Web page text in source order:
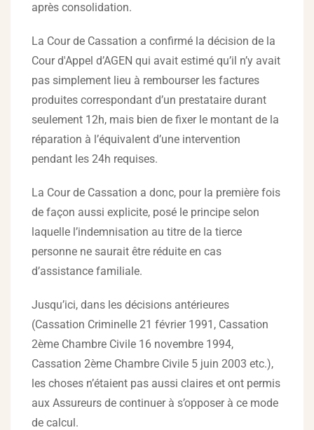
après consolidation.
La Cour de Cassation a confirmé la décision de la
Cour d'Appel d’AGEN qui avait estimé qu’il n’y avait
pas simplement lieu à rembourser les factures
produites correspondant d’un prestataire durant
seulement 12h, mais bien de fixer le montant de la
réparation à l’équivalent d’une intervention
pendant les 24h requises.
La Cour de Cassation a donc, pour la première fois
de façon aussi explicite, posé le principe selon
laquelle l’indemnisation au titre de la tierce
personne ne saurait être réduite en cas
d’assistance familiale.
Jusqu’ici, dans les décisions antérieures
(Cassation Criminelle 21 février 1991, Cassation
2ème Chambre Civile 16 novembre 1994,
Cassation 2ème Chambre Civile 5 juin 2003 etc.),
les choses n’étaient pas aussi claires et ont permis
aux Assureurs de continuer à s’opposer à ce mode
de calcul.